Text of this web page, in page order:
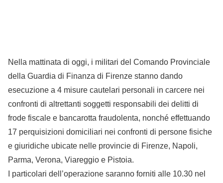
Nella mattinata di oggi, i militari del Comando Provinciale
della Guardia di Finanza di Firenze stanno dando
esecuzione a 4 misure cautelari personali in carcere nei
confronti di altrettanti soggetti responsabili dei delitti di
frode fiscale e bancarotta fraudolenta, nonché effettuando
17 perquisizioni domiciliari nei confronti di persone fisiche
e giuridiche ubicate nelle provincie di Firenze, Napoli,
Parma, Verona, Viareggio e Pistoia.
I particolari dell’operazione saranno forniti alle 10.30 nel